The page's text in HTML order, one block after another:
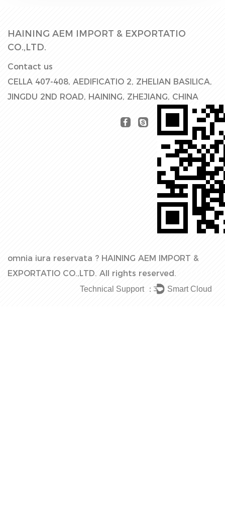
HAINING AEM IMPORT & EXPORTATIO
CO.,LTD.
Contact us
CELLA 407-408, AEDIFICATIO 2, ZHELIAN BASILICA,
JINGDU 2ND ROAD, HAINING, ZHEJIANG, CHINA
omnia iura reservata ? HAINING AEM IMPORT &
EXPORTATIO CO.,LTD. All rights reserved.
Technical Support ： Smart Cloud